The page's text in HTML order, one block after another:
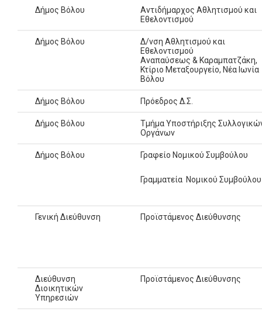
Δήμος Βόλου
Aντιδήμαρχος Αθλητισμού και
Εθελοντισμού
Δήμος Βόλου
Δ/νση Αθλητισμού και
Εθελοντισμού
Αναπαύσεως & Καραμπατζάκη,
Κτίριο Μεταξουργείο, Νέα Ιωνία
Βόλου
Δήμος Βόλου Πρόεδρος Δ.Σ.
Δήμος Βόλου
Τμήμα Υποστήριξης
Οργάνων
Δήμος Βόλου Γραφείο Νομικού Συμβούλου
Γραμματεία Νομικού Συμβούλου
Γενική Διεύθυνση Προϊστάμενος Διεύθυνσης
Διεύθυνση
Διοικητικών
Υπηρεσιών
Προϊστάμενος Διεύθυνσης